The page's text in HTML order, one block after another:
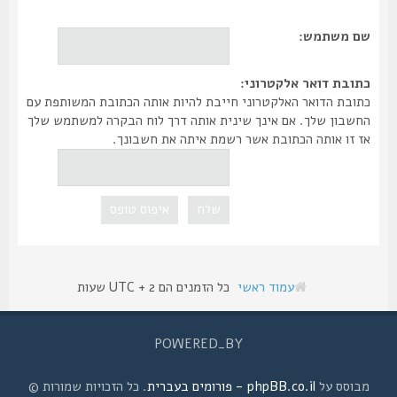
שם משתמש:
כתובת דואר אלקטרוני:
כתובת הדואר האלקטרוני חייבת להיות אותה הכתובת המשותפת עם
החשבון שלך. אם אינך שינית אותה דרך לוח הבקרה למשתמש שלך
אז זו אותה הכתובת אשר רשמת איתה את חשבונך.
עמוד ראשי כל הזמנים הם UTC + 2 שעות
POWERED_BY
מבוסס עלphpBB.co.il - פורומים בעברית . כל הזכויות שמורות ©